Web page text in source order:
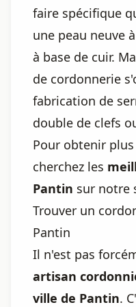
faire spécifique
une peau neuve
à base de cuir.
de cordonnerie
fabrication de
double de clefs
Pour obtenir
cherchez les
Pantin sur notre
Trouver un
Pantin
Il n'est pas
artisan
ville de Pantin.